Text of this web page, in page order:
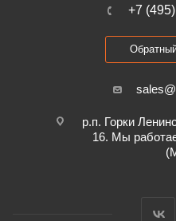
+7
р.п. Горки
16. Мы